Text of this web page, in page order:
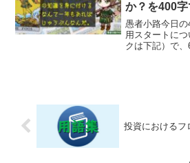
か？を400字
愚者小路今日
用スタートに
クは下記）で、
投資におけるフ